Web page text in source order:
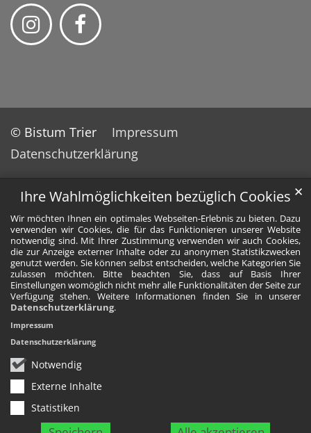
Ihre Wahlmöglichkeiten bezüglich Cookies
Wir möchten Ihnen ein optimales Webseiten-Erlebnis zu bieten. Dazu
verwenden wir Cookies, die für das Funktionieren unserer Website
notwendig sind. Mit Ihrer Zustimmung verwenden wir auch Cookies,
die zur Anzeige externer Inhalte oder zu anonymen Statistikzwecken
genutzt werden. Sie können selbst entscheiden, welche Kategorien Sie
zulassen möchten. Bitte beachten Sie, dass auf Basis Ihrer
Einstellungen womöglich nicht mehr alle Funktionalitäten der Seite zur
Verfügung stehen. Weitere Informationen finden Sie in unserer
Datenschutzerklärung.
Notwendig
Externe Inhalte
Statistiken
✕
Impressum
Datenschutzerklärung
© Bistum Trier
Impressum
Datenschutzerklärung